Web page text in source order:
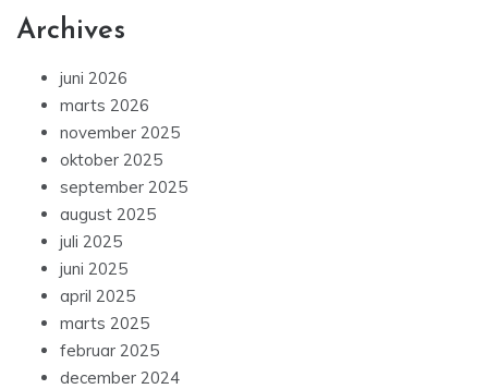
Archives
juni 2026
marts 2026
november 2025
oktober 2025
september 2025
august 2025
juli 2025
juni 2025
april 2025
marts 2025
februar 2025
december 2024